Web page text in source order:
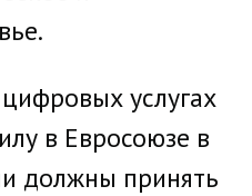
услугах
в Евросоюзе в
должны принять